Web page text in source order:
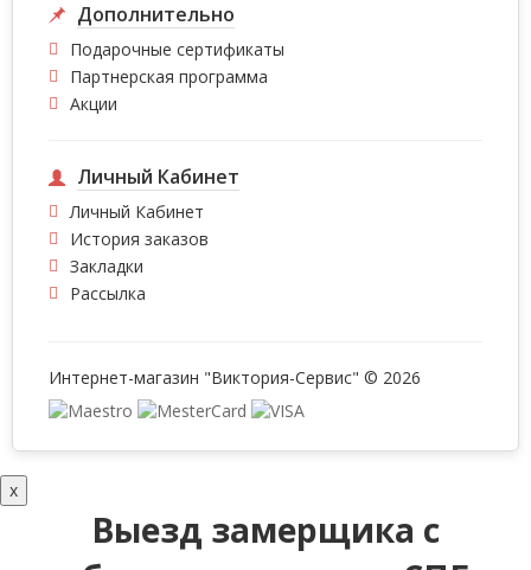
Дополнительно
Подарочные сертификаты
Партнерская программа
Акции
Личный Кабинет
Личный Кабинет
История заказов
Закладки
Рассылка
Интернет-магазин "Виктория-Сервис" © 2026
x
Выезд замерщика с